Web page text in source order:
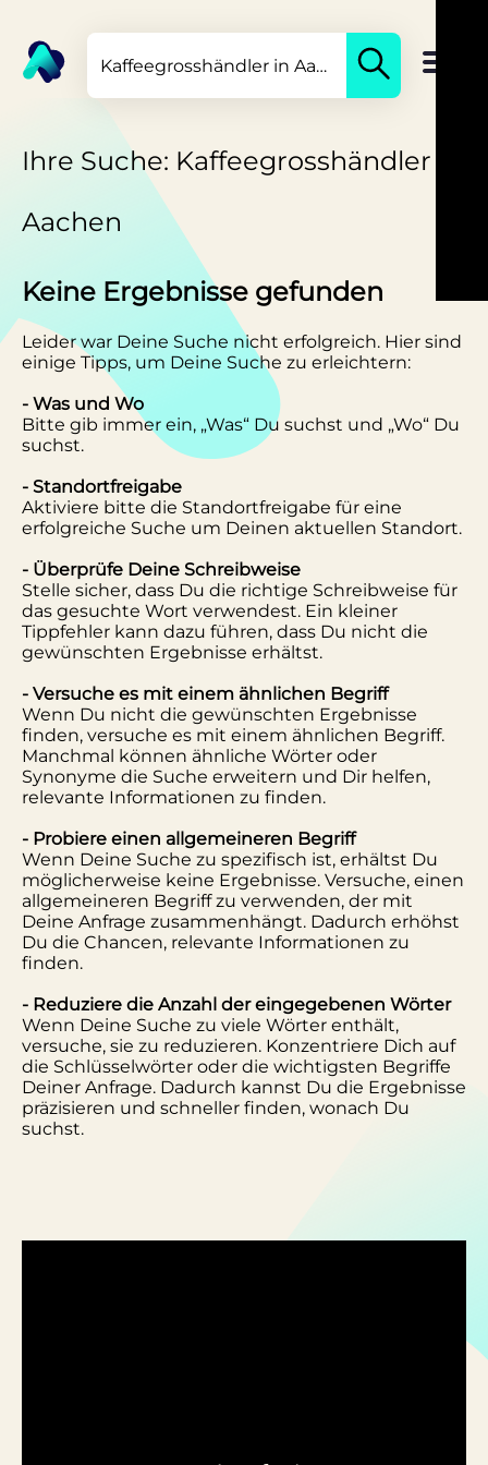
Ihre Suche: Kaffeegrosshändler in
Aachen
Keine Ergebnisse gefunden
Leider war Deine Suche nicht erfolgreich. Hier sind
einige Tipps, um Deine Suche zu erleichtern:
- Was und Wo
Bitte gib immer ein, „Was“ Du suchst und „Wo“ Du
suchst.
- Standortfreigabe
Aktiviere bitte die Standortfreigabe für eine
erfolgreiche Suche um Deinen aktuellen Standort.
- Überprüfe Deine Schreibweise
Stelle sicher, dass Du die richtige Schreibweise für
das gesuchte Wort verwendest. Ein kleiner
Tippfehler kann dazu führen, dass Du nicht die
gewünschten Ergebnisse erhältst.
- Versuche es mit einem ähnlichen Begriff
Wenn Du nicht die gewünschten Ergebnisse
finden, versuche es mit einem ähnlichen Begriff.
Manchmal können ähnliche Wörter oder
Synonyme die Suche erweitern und Dir helfen,
relevante Informationen zu finden.
- Probiere einen allgemeineren Begriff
Wenn Deine Suche zu spezifisch ist, erhältst Du
möglicherweise keine Ergebnisse. Versuche, einen
allgemeineren Begriff zu verwenden, der mit
Deine Anfrage zusammenhängt. Dadurch erhöhst
Du die Chancen, relevante Informationen zu
finden.
- Reduziere die Anzahl der eingegebenen Wörter
Wenn Deine Suche zu viele Wörter enthält,
versuche, sie zu reduzieren. Konzentriere Dich auf
die Schlüsselwörter oder die wichtigsten Begriffe
Deiner Anfrage. Dadurch kannst Du die Ergebnisse
präzisieren und schneller finden, wonach Du
suchst.